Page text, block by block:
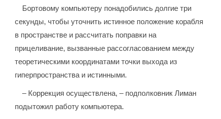
Бортовому компьютеру понадобились долгие три
секунды, чтобы уточнить истинное положение корабля
в пространстве и рассчитать поправки на
прицеливание, вызванные рассогласованием между
теоретическими координатами точки выхода из
гиперпространства и истинными.
– Коррекция осуществлена, – подполковник Лиман
подытожил работу компьютера.